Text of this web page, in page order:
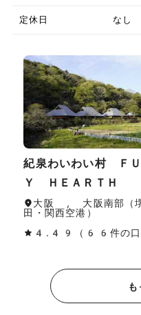
定休日 なし
紀泉わいわい村 ＦＵ
Ｙ ＨＥＡＲＴＨ
大阪 , 大阪南部（
田・関西空港）
4.49（66件の口
も